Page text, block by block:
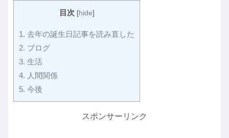
目次 [hide]
1. 去年の誕生日記事を読み直した
2. ブログ
3. 生活
4. 人間関係
5. 今後
スポンサーリンク